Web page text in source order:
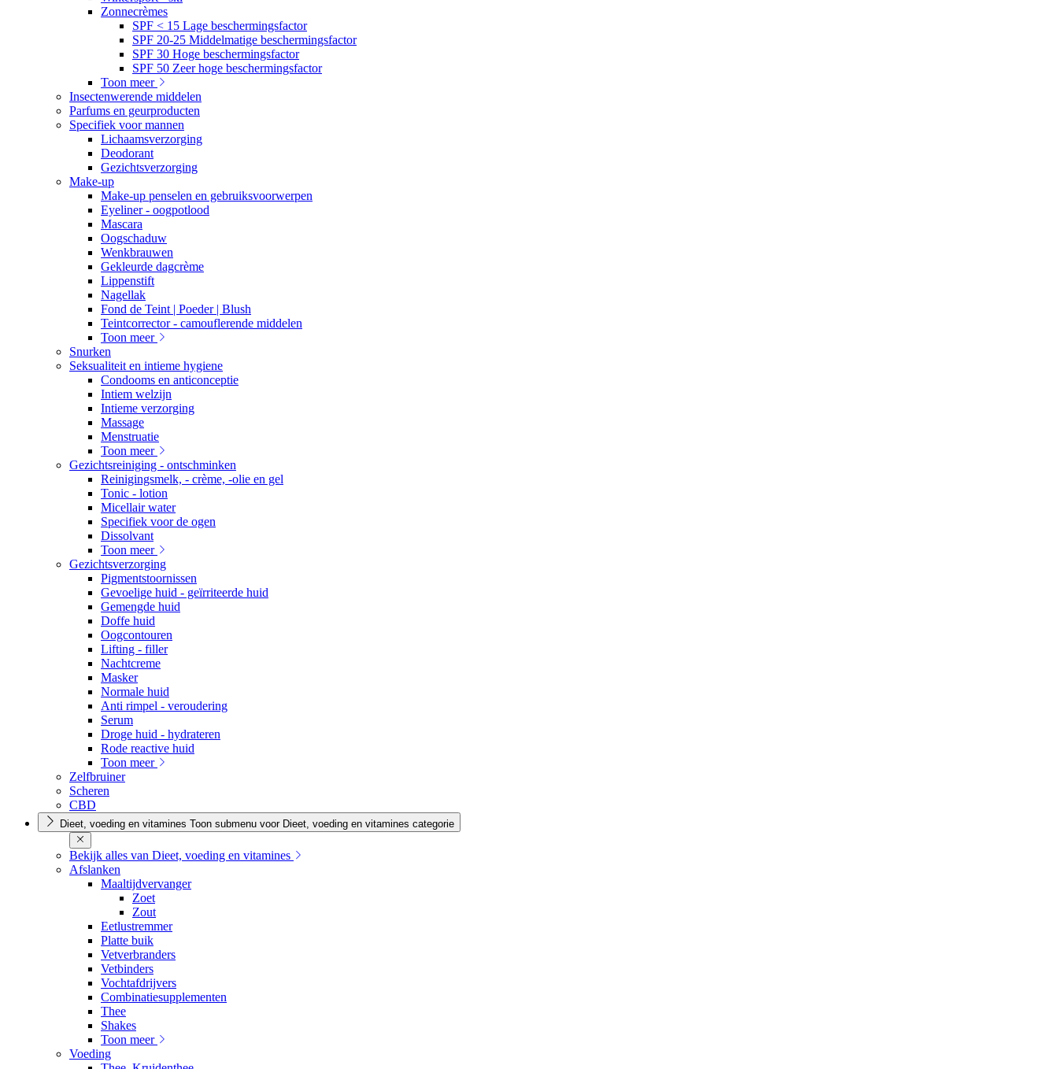
Zonnecrèmes
SPF < 15 Lage beschermingsfactor
SPF 20-25 Middelmatige beschermingsfactor
SPF 30 Hoge beschermingsfactor
SPF 50 Zeer hoge beschermingsfactor
Toon meer
Insectenwerende middelen
Parfums en geurproducten
Specifiek voor mannen
Lichaamsverzorging
Deodorant
Gezichtsverzorging
Make-up
Make-up penselen en gebruiksvoorwerpen
Eyeliner - oogpotlood
Mascara
Oogschaduw
Wenkbrauwen
Gekleurde dagcrème
Lippenstift
Nagellak
Fond de Teint | Poeder | Blush
Teintcorrector - camouflerende middelen
Toon meer
Snurken
Seksualiteit en intieme hygiene
Condooms en anticonceptie
Intiem welzijn
Intieme verzorging
Massage
Menstruatie
Toon meer
Gezichtsreiniging - ontschminken
Reinigingsmelk, - crème, -olie en gel
Tonic - lotion
Micellair water
Specifiek voor de ogen
Dissolvant
Toon meer
Gezichtsverzorging
Pigmentstoornissen
Gevoelige huid - geïrriteerde huid
Gemengde huid
Doffe huid
Oogcontouren
Lifting - filler
Nachtcreme
Masker
Normale huid
Anti rimpel - veroudering
Serum
Droge huid - hydrateren
Rode reactive huid
Toon meer
Zelfbruiner
Scheren
CBD
Dieet, voeding en vitamines Toon submenu voor Dieet, voeding en vitamines categorie
Bekijk alles van Dieet, voeding en vitamines
Afslanken
Maaltijdvervanger
Zoet
Zout
Eetlustremmer
Platte buik
Vetverbranders
Vetbinders
Vochtafdrijvers
Combinatiesupplementen
Thee
Shakes
Toon meer
Voeding